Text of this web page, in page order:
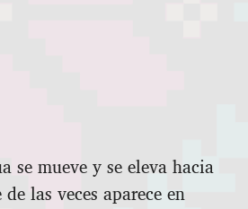
mueve y se eleva hacia
las veces aparece en